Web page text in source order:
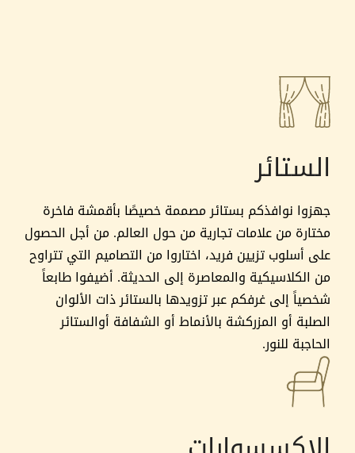
الستائر
جهزوا نوافذكم بستائر مصممة خصيصًا بأقمشة فاخرة
مختارة من علامات تجارية من حول العالم. من أجل الحصول
على أسلوب تزيين فريد، اختاروا من التصاميم التي تتراوح
من الكلاسيكية والمعاصرة إلى الحديثة. أضيفوا طابعاً
شخصياً إلى غرفكم عبر تزويدها بالستائر ذات الألوان
الصلبة أو المزركشة بالأنماط أو الشفافة أوالستائر
الحاجبة للنور.